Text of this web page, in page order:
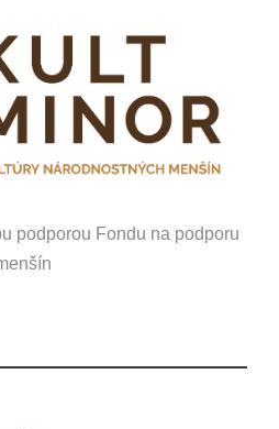
podporou Fondu na podporu